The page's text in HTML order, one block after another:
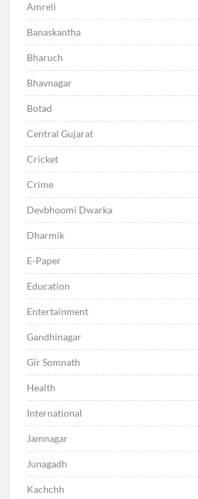
Amreli
Banaskantha
Bharuch
Bhavnagar
Botad
Central Gujarat
Cricket
Crime
Devbhoomi Dwarka
Dharmik
E-Paper
Education
Entertainment
Gandhinagar
Gir Somnath
Health
International
Jamnagar
Junagadh
Kachchh